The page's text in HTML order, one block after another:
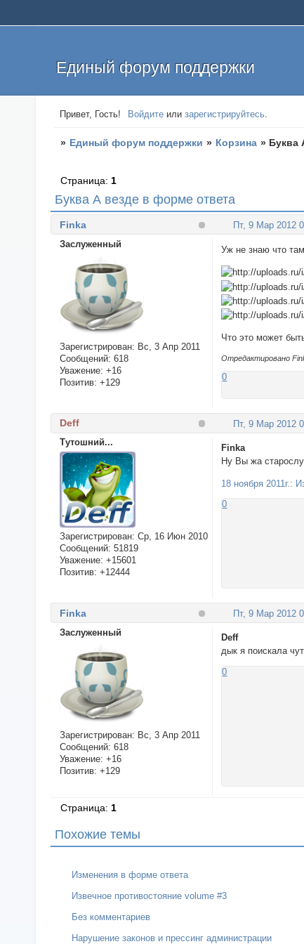
Единый форум поддержки
Привет, Гость! Войдите илизарегистрируйтесь.
» Единый форум поддержки » Корзина » Буква
Буква А везде в форме ответа
Страница: 1
Пт, 9 Мар 2012
Finka
Заслуженный
Зарегистрирован: Вс, 3 Апр 2011
Сообщений: 618
Уважение: +16
Позитив: +129
Уж не знаю что
Что это может
Отредактировано
0
Пт, 9 Мар 2012
Deff
Тутошний...
Зарегистрирован: Ср, 16 Июн 2010
Сообщений: 51819
Уважение: +15601
Позитив: +12444
Finka
Ну Вы жа
18 ноября 2011г.:
0
Пт, 9 Мар 2012
Finka
Заслуженный
Зарегистрирован: Вс, 3 Апр 2011
Сообщений: 618
Уважение: +16
Позитив: +129
Deff
дык я поискала
0
Страница: 1
Похожие темы
Изменения в форме ответа
Извечное противостояние volume #3
Без комментариев
Нарушение законов и прессинг администрации